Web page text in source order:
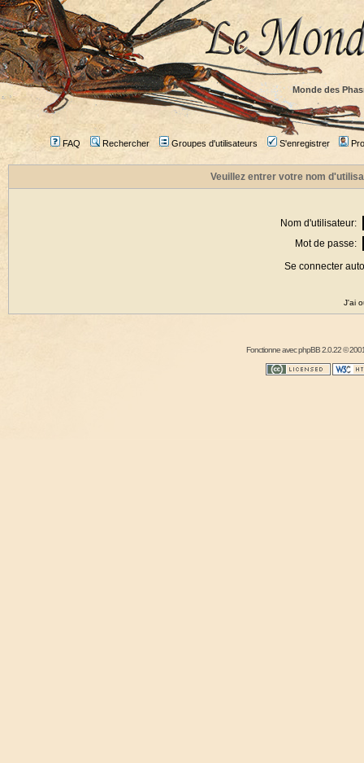
Monde des
FAQ Rechercher Groupes d'utilisateurs S'enregistrer
Veuillez entrer votre nom
Nom d'utilisateur:
Mot de passe:
Se connecter
J'ai
Fonctionne avecphpBB2.0.22 ©